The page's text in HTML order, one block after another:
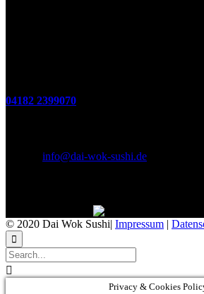
04182 2399070
info@dai-wok-sushi.de
© 2020 Dai Wok Sushi| Impressum


Privacy & Cookies